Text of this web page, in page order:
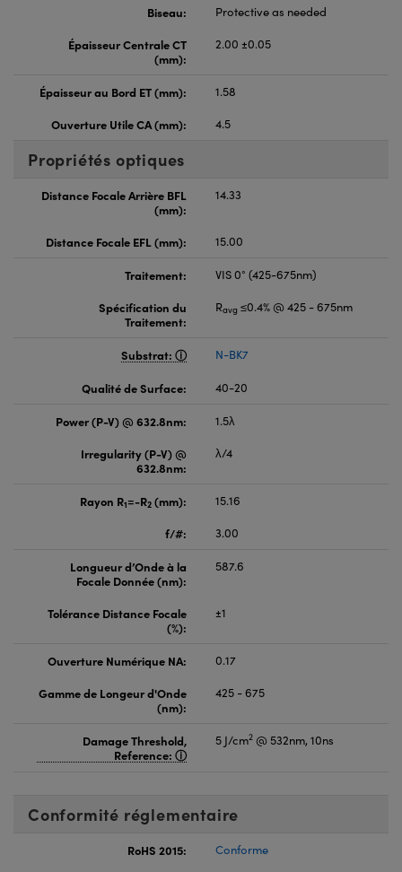
Biseau:
Protective as needed
Épaisseur Centrale CT
(mm):
2.00 ±0.05
Épaisseur au Bord ET (mm):
1.58
Ouverture Utile CA (mm):
4.5
Propriétés optiques
Distance Focale Arrière BFL
(mm):
14.33
Distance Focale EFL (mm): 15.00
Traitement:
VIS 0° (425-675nm)
Spécification du
Traitement:
Ravg ≤0.4% @ 425 - 675nm
Substrat: N-BK7
Qualité de Surface: 40-20
Power (P-V) @ 632.8nm:
1.5λ
Irregularity (P-V) @
632.8nm:
λ/4
Rayon R1=-R2 (mm):
15.16
f/#:
3.00
Longueur d’Onde à la
Focale Donnée (nm):
587.6
Tolérance Distance Focale
(%):
±1
Ouverture Numérique NA:
0.17
Gamme de Longeur d'Onde
(nm):
425 - 675
Damage Threshold,
Reference:
5 J/cm2 @ 532nm, 10ns
Conformité réglementaire
RoHS 2015:
Conforme